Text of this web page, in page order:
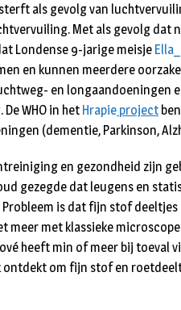
als gevolg van
Met als gevolg
Londense 9-jarige meisje
en kunnen meerdere
en longaan­doe­ningen
WHO in het Hrapie project
(deme­ntie, Parkinson,
en gezondheid zijn
gezegde dat leugens en
is dat fijn stof
meer met klassieke
heeft min of meer bij toeval
ontdekt om fijn stof en